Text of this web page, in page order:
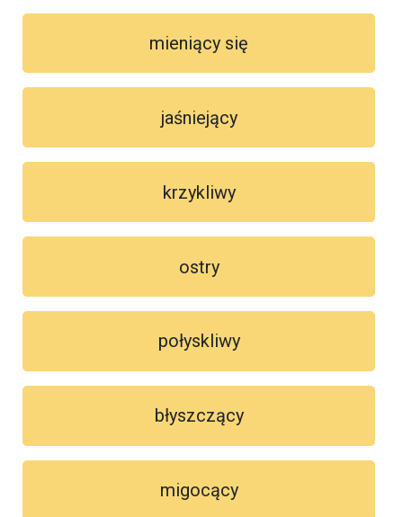
mieniący się
jaśniejący
krzykliwy
ostry
połyskliwy
błyszczący
migocący